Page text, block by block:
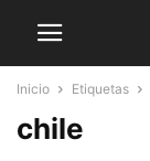
Inicio Etiquetas
chile